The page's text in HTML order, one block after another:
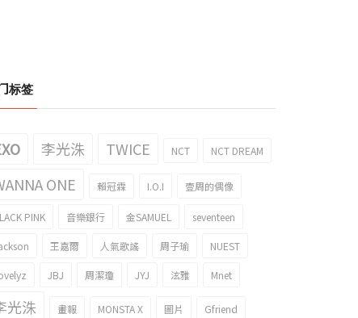
标签
李光洙 TWICE NCT NCT DREAM
ONE 賴冠霖 I.O.I 壹周的偶像
PINK 音樂銀行 金SAMUEL seventeen
王嘉爾 人氣歌謠 周子瑜 NUEST
JBJ 周潔瓊 JYJ 泫雅 Mnet
光洙 畫報 MONSTA X 圖片 Gfriend